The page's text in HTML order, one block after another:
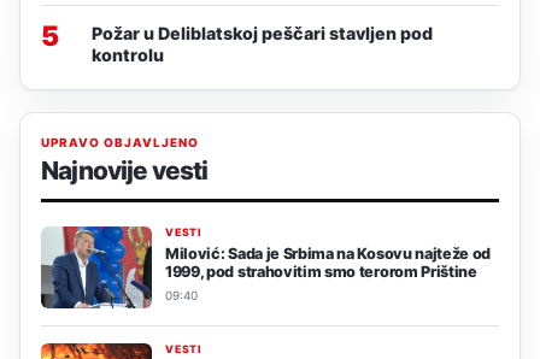
5
Požar u Deliblatskoj peščari stavljen pod
kontrolu
UPRAVO OBJAVLJENO
Najnovije vesti
VESTI
Milović: Sada je Srbima na Kosovu najteže od
1999, pod strahovitim smo terorom Prištine
09:40
VESTI